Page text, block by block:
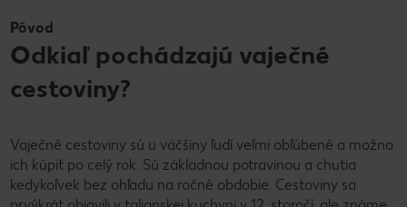
Pôvod
Odkiaľ pochádzajú vaječné
cestoviny?
Vaječné cestoviny sú u väčšiny ľudí veľmi obľúbené a možno
ich kúpiť po celý rok. Sú základnou potravinou a chutia
kedykoľvek bez ohľadu na ročné obdobie. Cestoviny sa